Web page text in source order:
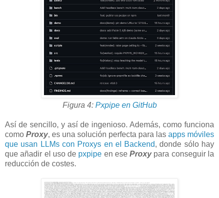
Figura 4: Pxpipe en GitHub
Así de sencillo, y así de ingenioso. Además, como funciona
como Proxy, es una solución perfecta para las apps móviles
que usan LLMs con Proxys en el Backend, donde sólo hay
que añadir el uso de pxpipe en eseProxypara conseguir la
reducción de costes.